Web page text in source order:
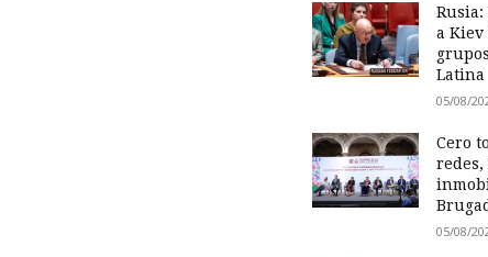
Rusia:
a
Latina
05/08/
Cero
05/08/